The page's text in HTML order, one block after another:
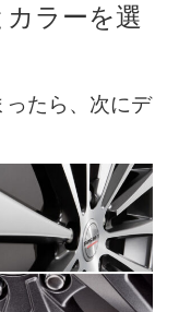
ラーを選
たら、次にデ